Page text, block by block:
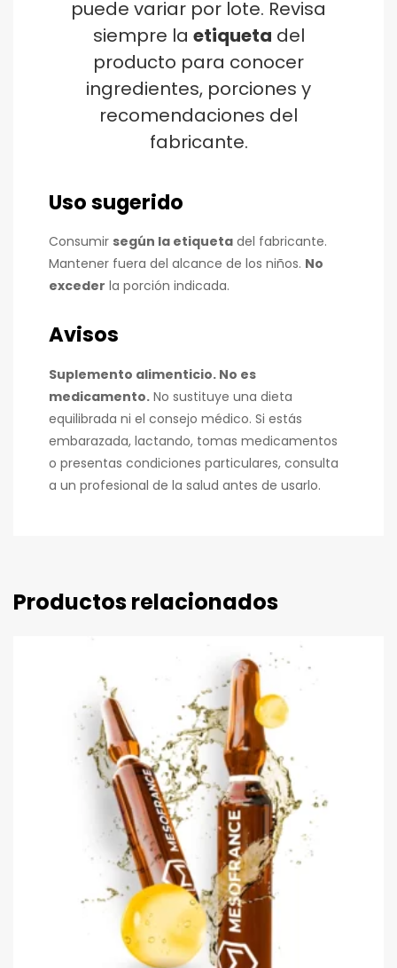
puede variar por lote. Revisa
siempre la etiqueta del
producto para conocer
ingredientes, porciones y
recomendaciones del
fabricante.
Uso sugerido
Consumir según la etiqueta del fabricante.
Mantener fuera del alcance de los niños. No
exceder la porción indicada.
Avisos
Suplemento alimenticio. No es
medicamento. No sustituye una dieta
equilibrada ni el consejo médico. Si estás
embarazada, lactando, tomas medicamentos
o presentas condiciones particulares, consulta
a un profesional de la salud antes de usarlo.
Productos relacionados